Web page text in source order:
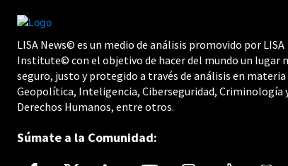
LISA News© es un medio de análisis promovido por LISA
Institute© con el objetivo de hacer del mundo un lugar
seguro, justo y protegido a través de análisis en materia
Geopolítica, Inteligencia, Ciberseguridad, Criminología
Derechos Humanos, entre otros.
Súmate a la Comunidad: